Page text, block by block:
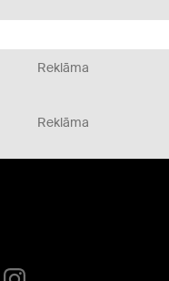
Reklāma
Reklāma